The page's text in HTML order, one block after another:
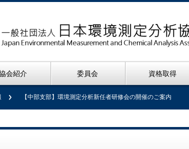
会紹介 委員会 資格取得
【中部支部】環境測定分析新任者研修会の開催のご案内